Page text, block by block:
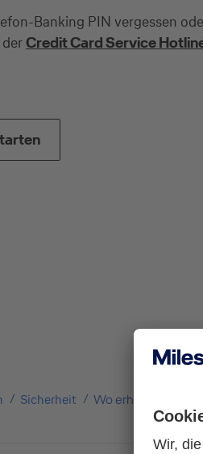
Banking PIN vergessen
Credit Card Service
Sicherheit Wo erhalte ich